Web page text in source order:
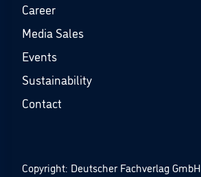
Career
Media Sales
Events
Sustainability
Contact
Copyright: Deutscher Fachverlag GmbH